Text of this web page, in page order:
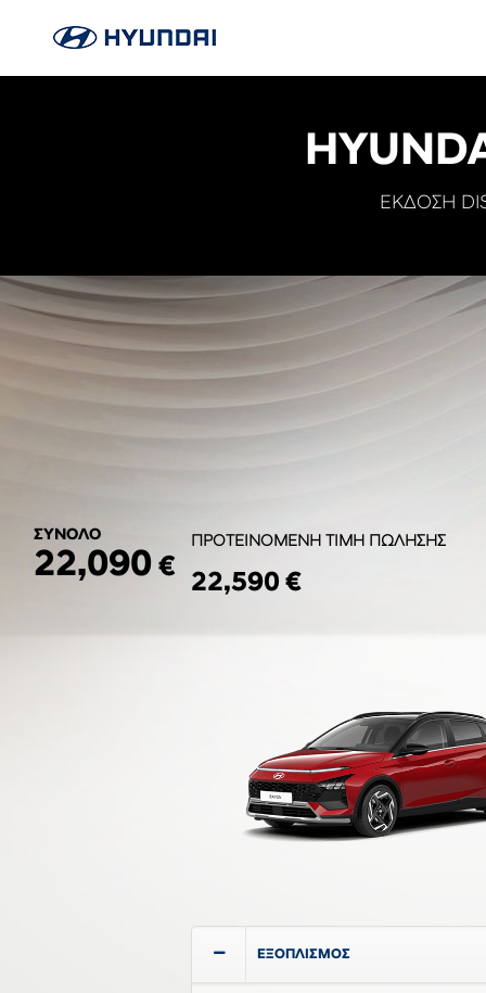
ΕΚΔΟΣΗ
ΠΡΟΤΕΙΝΟΜΕΝΗ ΤΙΜΗ ΠΩΛΗΣΗΣ
22,590 €
ΕΞΟΠΛΙΣΜΟΣ
ΣΥΝΟΛΟ
22,090 €